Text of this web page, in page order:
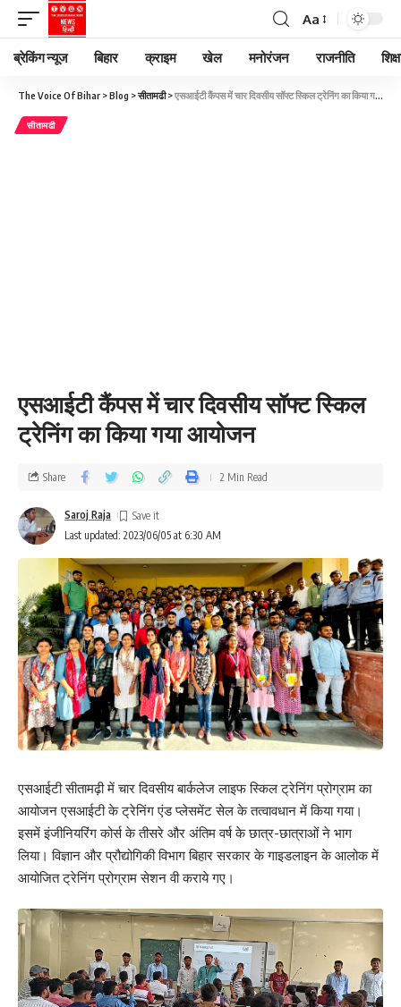
Aa
ब्रेकिंग न्यूज बिहार क्राइम खेल मनोरंजन राजनीति
The Voice Of Bihar >Blog >सीतामढी>एसआईटी कैंपस में चार दिवसीय सॉफ्ट स्किल ट्रेनिंग का किया गया आयोजन
सीतामढी
एसआईटी कैंपस में चार दिवसीय सॉफ्ट स्किल
ट्रेनिंग का किया गया आयोजन
Last updated: 2023/06/05 at 6:30 AM
Saroj Raja
Share 2 Min Read
एसआईटी सीतामढ़ी में चार दिवसीय बार्कलेज लाइफ स्किल ट्रेनिंग प्रोग्राम का
आयोजन एसआईटी के ट्रेनिंग एंड प्लेसमेंट सेल के तत्वावधान में किया गया।
इसमें इंजीनियरिंग कोर्स के तीसरे और अंतिम वर्ष के छात्र-छात्राओं ने भाग
लिया। विज्ञान और प्रौद्योगिकी विभाग बिहार सरकार के गाइडलाइन के आलोक में
आयोजित ट्रेनिंग प्रोग्राम सेशन वी कराये गए।